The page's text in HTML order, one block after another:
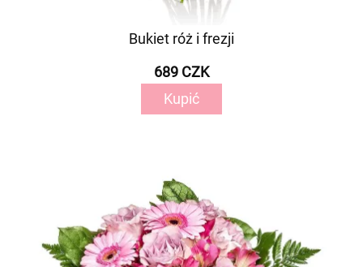
Bukiet róż i frezji
689 CZK
Kupić